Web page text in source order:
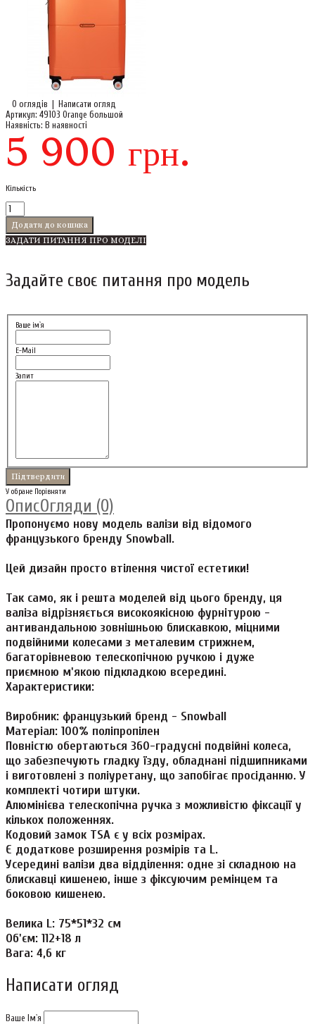
0 оглядів
Написати огляд
Артикул: 49103 Orange большой
Наявність: В наявності
5 900 грн.
Кількість
ЗАДАТИ ПИТАННЯ ПРО МОДЕЛІ
Задайте своє питання про модель
Ваше ім`я
E-Mail
Запит
У обране Порівняти
ОписОгляди (0)
Пропонуємо нову модель валізи від відомого
французького бренду Snowball.
Цей дизайн просто втілення чистої естетики!
Так само, як і решта моделей від цього бренду, ця
валіза відрізняється високоякісною фурнітурою -
антивандальною зовнішньою блискавкою, міцними
подвійними колесами з металевим стрижнем,
багаторівневою телескопічною ручкою і дуже
приємною м'якою підкладкою всередині.
Характеристики:
Виробник: французький бренд - Snowball
Матеріал: 100% поліпропілен
Повністю обертаються 360-градусні подвійні колеса,
що забезпечують гладку їзду, обладнані підшипниками
і виготовлені з поліуретану, що запобігає просіданню. У
комплекті чотири штуки.
Алюмінієва телескопічна ручка з можливістю фіксації у
кількох положеннях.
Кодовий замок TSA є у всіх розмірах.
Є додаткове розширення розмірів та L.
Усередині валізи два відділення: одне зі складною на
блискавці кишенею, інше з фіксуючим ремінцем та
боковою кишенею.
Велика L: 75*51*32 см
Об'єм: 112+18 л
Вага: 4,6 кг
Написати огляд
Ваше Ім`я